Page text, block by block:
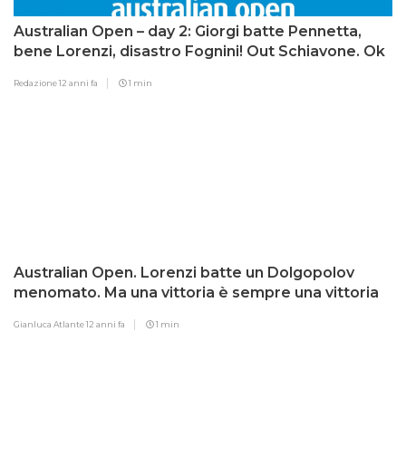
Australian Open – day 2: Giorgi batte Pennetta,
bene Lorenzi, disastro Fognini! Out Schiavone. Ok
Redazione12 anni fa 1 min
Australian Open. Lorenzi batte un Dolgopolov
menomato. Ma una vittoria è sempre una vittoria
Gianluca Atlante12 anni fa 1 min